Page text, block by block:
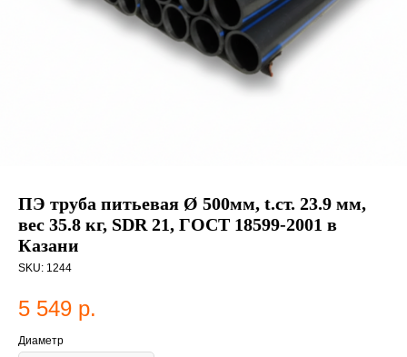
ПЭ труба питьевая Ø 500мм, t.ст. 23.9 мм,
вес 35.8 кг, SDR 21, ГОСТ 18599-2001 в
Казани
SKU: 1244
5 549 р.
Диаметр